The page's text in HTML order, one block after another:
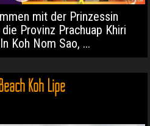
mit der Prinzessin
Provinz Prachuap Khiri
Koh Nom Sao, ...
Koh Lipe